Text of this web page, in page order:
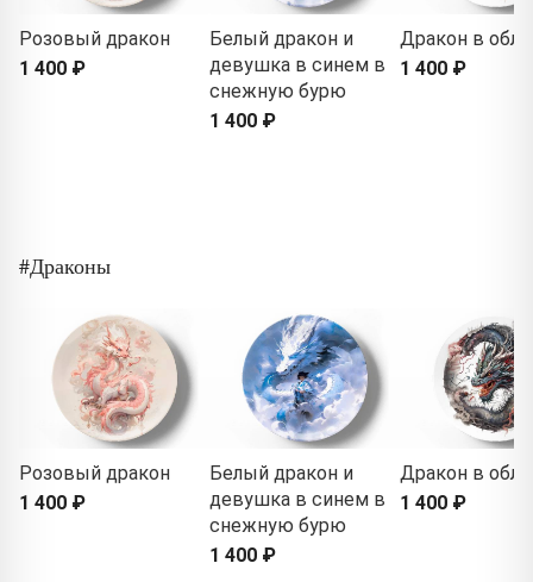
Розовый дракон
1 400 ₽
Белый дракон и
девушка в синем в
снежную бурю
1 400 ₽
Дракон в
1 400 ₽
#Драконы
Розовый дракон
1 400 ₽
Белый дракон и
девушка в синем в
снежную бурю
1 400 ₽
Дракон в
1 400 ₽